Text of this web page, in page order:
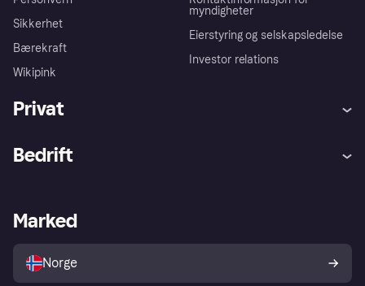
Sikkerhet
Bærekraft
Wikipink
myndigheter
Eierstyring og selskapsledelse
Investor relations
Privat
Utforsk butikker
Bedrift
Merchant portal
Marked
Norge